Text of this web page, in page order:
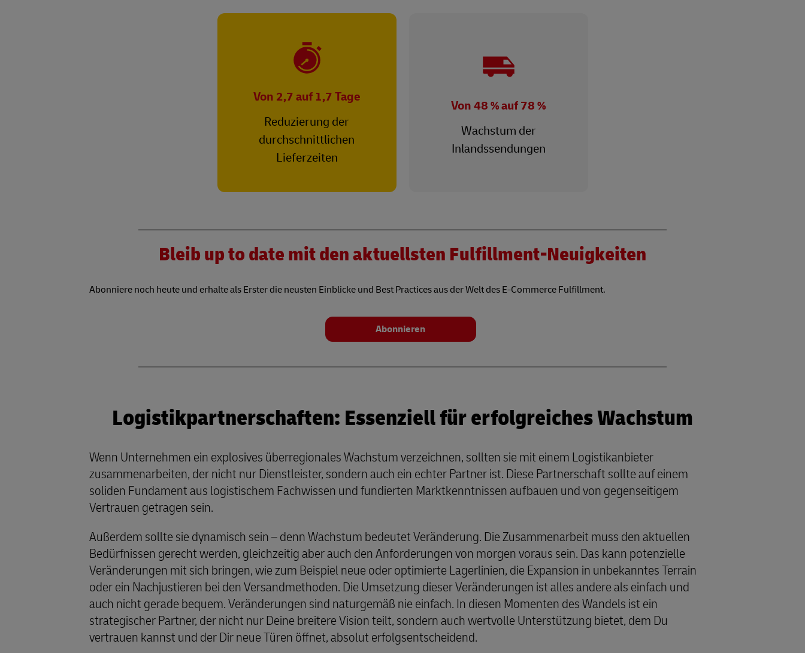
Von 2,7 auf 1,7 Tage
Reduzierung der
durchschnittlichen
Lieferzeiten
Von 48 % auf 78 %
Wachstum der
Inlandssendungen
Bleib up to date mit den aktuellsten Fulfillment-Neuigkeiten
Abonniere noch heute und erhalte als Erster die neusten Einblicke und Best Practices aus der Welt des E-Commerce Fulfillment.
Abonnieren
Logistikpartnerschaften: Essenziell für erfolgreiches Wachstum
Wenn Unternehmen ein explosives überregionales Wachstum verzeichnen, sollten sie mit einem Logistikanbieter
zusammenarbeiten, der nicht nur Dienstleister, sondern auch ein echter Partner ist. Diese Partnerschaft sollte auf einem
soliden Fundament aus logistischem Fachwissen und fundierten Marktkenntnissen aufbauen und von gegenseitigem
Vertrauen getragen sein.
Außerdem sollte sie dynamisch sein – denn Wachstum bedeutet Veränderung. Die Zusammenarbeit muss den aktuellen
Bedürfnissen gerecht werden, gleichzeitig aber auch den Anforderungen von morgen voraus sein. Das kann potenzielle
Veränderungen mit sich bringen, wie zum Beispiel neue oder optimierte Lagerlinien, die Expansion in unbekanntes Terrain
oder ein Nachjustieren bei den Versandmethoden. Die Umsetzung dieser Veränderungen ist alles andere als einfach und
auch nicht gerade bequem. Veränderungen sind naturgemäß nie einfach. In diesen Momenten des Wandels ist ein
strategischer Partner, der nicht nur Deine breitere Vision teilt, sondern auch wertvolle Unterstützung bietet, dem Du
vertrauen kannst und der Dir neue Türen öffnet, absolut erfolgsentscheidend.